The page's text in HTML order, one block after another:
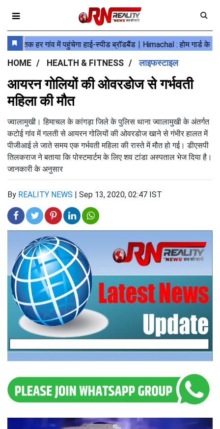
HOME HEALTH & FITNESS लाइफस्टाइल
आयरन गोलियों की ओवरडोज से गर्भवती
महिला की मौत
ज्वालामुखी। हिमाचल के कांगड़ा जिले के पुलिस थाना ज्वालामुखी के अंतर्गत
कटोई गांव में गलती से आयरन गोलियों की ओवरडोज खाने से गंभीर हालत में
पीजीआई ले जाते समय एक गर्भवती महिला की रास्ते में मौत हो गई। डीएसपी
तिलकराज ने बताया कि पोस्टमार्टम के लिए शव टांडा अस्पताल भेज दिया है।
जानकारी के अनुसार
By REALITY NEWS | Sep 13, 2020, 02:47 IST